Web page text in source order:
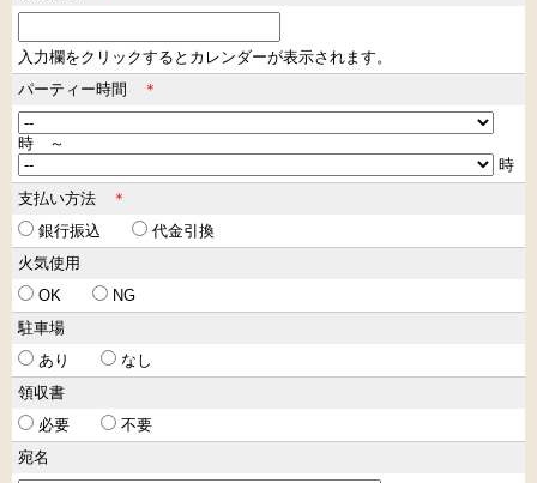
入力欄をクリックするとカレンダーが表示されます。
パーティー時間
＊
時 ～
時
支払い方法
＊
銀行振込
代金引換
火気使用
OK
NG
駐車場
あり
なし
領収書
必要
不要
宛名